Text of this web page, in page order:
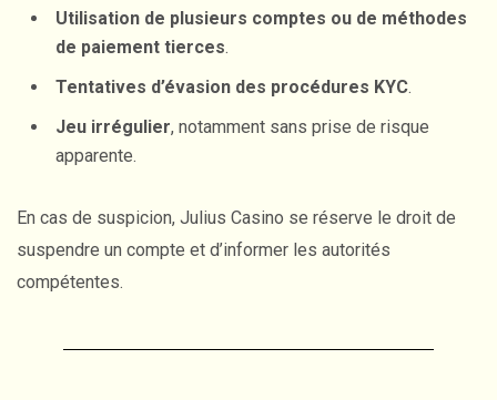
Utilisation de plusieurs comptes ou de méthodes
de paiement tierces.
Tentatives d’évasion des procédures KYC.
Jeu irrégulier, notamment sans prise de risque
apparente.
En cas de suspicion, Julius Casino se réserve le droit de
suspendre un compte et d’informer les autorités
compétentes.